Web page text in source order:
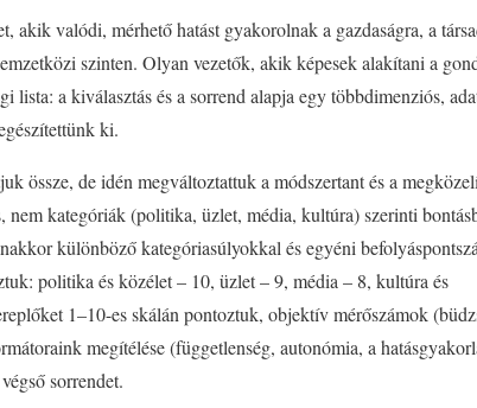
akik valódi, mérhető hatást gyakorolnak a gazdaságra, a
szinten. Olyan vezetők, akik képesek alakítani a
lista: a kiválasztás és a sorrend alapja egy többdimenziós,
ki.
össze, de idén megváltoztattuk a módszertant és a
kategóriák (politika, üzlet, média, kultúra) szerinti
különböző kategóriasúlyokkal és egyéni
politika és közélet – 10, üzlet – 9, média – 8, kultúra és
1–10-es skálán pontoztuk, objektív mérőszámok
megítélése (függetlenség, autonómia, a
sorrendet.